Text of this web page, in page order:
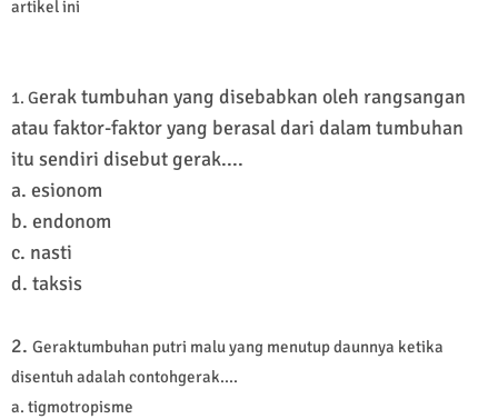
artikel ini
1. Gerak tumbuhan yang disebabkan oleh rangsangan
atau faktor-faktor yang berasal dari dalam tumbuhan
itu sendiri disebut gerak....
a. esionom
b. endonom
c. nasti
d. taksis
2. Geraktumbuhan putri malu yang menutup daunnya ketika
disentuh adalah contohgerak....
a. tigmotropisme